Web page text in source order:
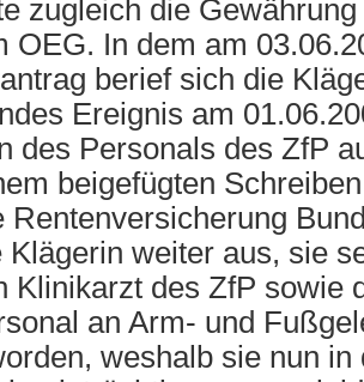
zugleich die
OEG. In dem am
berief sich die
Ereignis am
des Personals des ZfP
beigefügten
Rentenversicherung
Klägerin weiter aus, sie
Klinikarzt des ZfP sowie
an Arm- und
weshalb sie nun in